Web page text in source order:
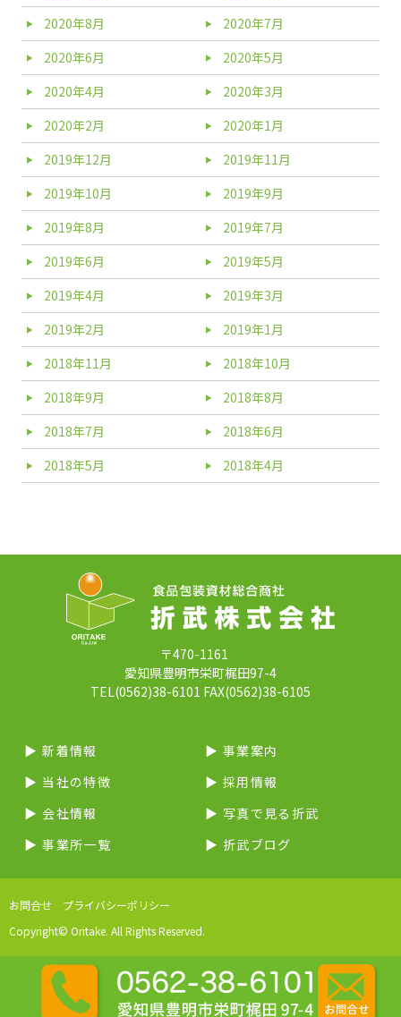
2020年8月
2020年7月
2020年6月
2020年5月
2020年4月
2020年3月
2020年2月
2020年1月
2019年12月
2019年11月
2019年10月
2019年9月
2019年8月
2019年7月
2019年6月
2019年5月
2019年4月
2019年3月
2019年2月
2019年1月
2018年11月
2018年10月
2018年9月
2018年8月
2018年7月
2018年6月
2018年5月
2018年4月
〒470-1161
愛知県豊明市栄町梶田97-4
TEL(0562)38-6101 FAX(0562)38-6105
▶︎ 新着情報
▶︎ 当社の特徴
▶︎ 会社情報
▶︎ 事業所一覧
▶︎ 事業案内
▶︎ 採用情報
▶︎ 写真で見る折武
▶︎ 折武ブログ
お問合せ
プライバシーポリシー
Copyright© Oritake. All Rights Reserved.